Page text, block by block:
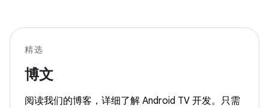
精选
博文
阅读我们的博客，详细了解 Android TV 开发。只需